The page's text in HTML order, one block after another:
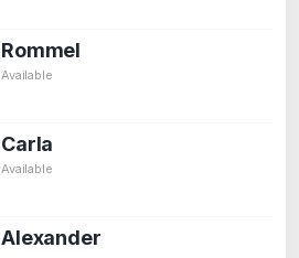
Rommel
Available
Carla
Available
Alexander